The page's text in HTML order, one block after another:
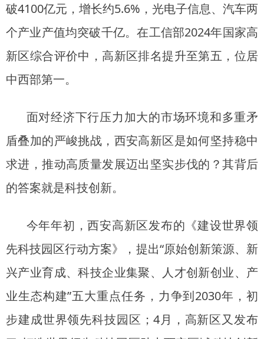
破4100亿元，增长约5.6%，光电子信息、汽车两
个产业产值均突破千亿。在工信部2024年国家高
新区综合评价中，高新区排名提升至第五，位居
中西部第一。
面对经济下行压力加大的市场环境和多重矛
盾叠加的严峻挑战，西安高新区是如何坚持稳中
求进，推动高质量发展迈出坚实步伐的？其背后
的答案就是科技创新。
今年年初，西安高新区发布的《建设世界领
先科技园区行动方案》，提出“原始创新策源、新
兴产业育成、科技企业集聚、人才创新创业、产
业生态构建”五大重点任务，力争到2030年，初
步建成世界领先科技园区；4月，高新区又发布